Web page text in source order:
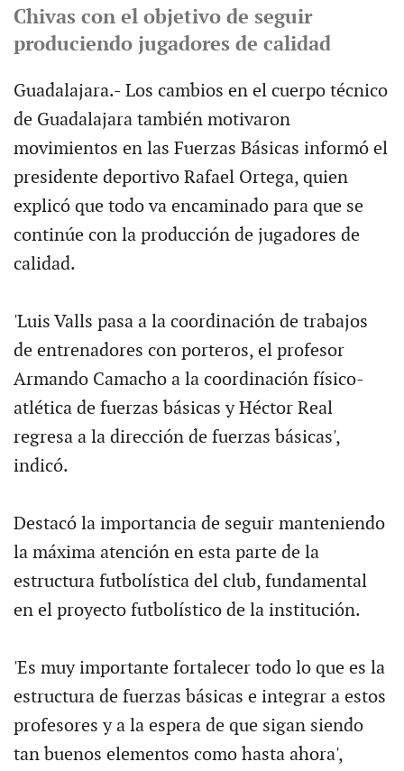
Chivas con el objetivo de seguir
produciendo jugadores de calidad
Guadalajara.- Los cambios en el cuerpo técnico
de Guadalajara también motivaron
movimientos en las Fuerzas Básicas informó el
presidente deportivo Rafael Ortega, quien
explicó que todo va encaminado para que se
continúe con la producción de jugadores de
calidad.
'Luis Valls pasa a la coordinación de trabajos
de entrenadores con porteros, el profesor
Armando Camacho a la coordinación físico-
atlética de fuerzas básicas y Héctor Real
regresa a la dirección de fuerzas básicas',
indicó.
Destacó la importancia de seguir manteniendo
la máxima atención en esta parte de la
estructura futbolística del club, fundamental
en el proyecto futbolístico de la institución.
'Es muy importante fortalecer todo lo que es la
estructura de fuerzas básicas e integrar a estos
profesores y a la espera de que sigan siendo
tan buenos elementos como hasta ahora',